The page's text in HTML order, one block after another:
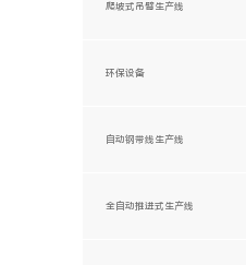
爬坡式吊臂生产线
环保设备
自动钢带线生产线
全自动推进式生产线